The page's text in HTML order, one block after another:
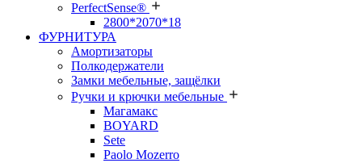
PerfectSense®
2800*2070*18
ФУРНИТУРА
Амортизаторы
Полкодержатели
Замки мебельные, защёлки
Ручки и крючки мебельные
Магамакс
BOYARD
Sete
Paolo Mozerro